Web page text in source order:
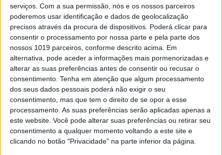
serviços. Com a sua permissão, nós e os nossos parceiros
poderemos usar identificação e dados de geolocalização
precisos através da procura de dispositivos. Poderá clicar para
consentir o processamento por nossa parte e pela parte dos
nossos 1019 parceiros, conforme descrito acima. Em
alternativa, pode aceder a informações mais pormenorizadas e
alterar as suas preferências antes de consentir ou recusar o
consentimento. Tenha em atenção que algum processamento
dos seus dados pessoais poderá não exigir o seu
consentimento, mas que tem o direito de se opor a esse
processamento. As suas preferências serão aplicadas apenas a
este website. Você pode alterar suas preferências ou retirar seu
consentimento a qualquer momento voltando a este site e
clicando no botão "Privacidade" na parte inferior da página.
SITES DO GRUPO TRUST IN NEWS
Visão Visão Se7e